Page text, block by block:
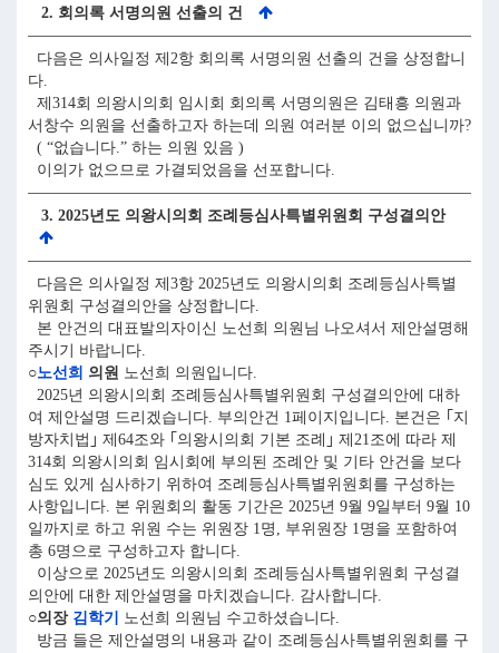
2. 회의록 서명의원 선출의 건
다음은 의사일정 제2항 회의록 서명의원 선출의 건을 상정합니
다.
제314회 의왕시의회 임시회 회의록 서명의원은 김태흥 의원과
서창수 의원을 선출하고자 하는데 의원 여러분 이의 없으십니까?
( “없습니다.” 하는 의원 있음 )
이의가 없으므로 가결되었음을 선포합니다.
3. 2025년도 의왕시의회 조례등심사특별위원회 구성결의안
다음은 의사일정 제3항 2025년도 의왕시의회 조례등심사특별
위원회 구성결의안을 상정합니다.
본 안건의 대표발의자이신 노선희 의원님 나오셔서 제안설명해
주시기 바랍니다.
○노선희 의원 노선희 의원입니다.
2025년 의왕시의회 조례등심사특별위원회 구성결의안에 대하
여 제안설명 드리겠습니다. 부의안건 1페이지입니다. 본건은 ｢지
방자치법｣ 제64조와 ｢의왕시의회 기본 조례｣ 제21조에 따라 제
314회 의왕시의회 임시회에 부의된 조례안 및 기타 안건을 보다
심도 있게 심사하기 위하여 조례등심사특별위원회를 구성하는
사항입니다. 본 위원회의 활동 기간은 2025년 9월 9일부터 9월 10
일까지로 하고 위원 수는 위원장 1명, 부위원장 1명을 포함하여
총 6명으로 구성하고자 합니다.
이상으로 2025년도 의왕시의회 조례등심사특별위원회 구성결
의안에 대한 제안설명을 마치겠습니다. 감사합니다.
○의장 김학기
노선희 의원님 수고하셨습니다.
방금 들은 제안설명의 내용과 같이 조례등심사특별위원회를 구